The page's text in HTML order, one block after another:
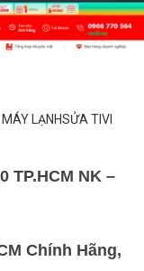
LẠNHSỬA TIVI
TP.HCM NK –
Chính Hãng,